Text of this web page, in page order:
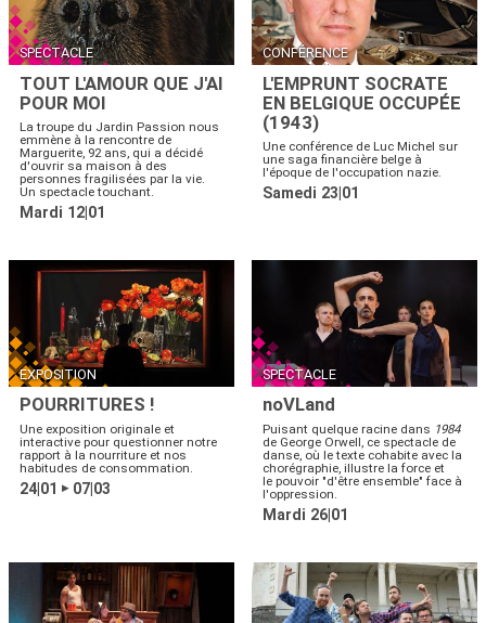
SPECTACLE
TOUT L'AMOUR QUE J'AI
POUR MOI
La troupe du Jardin Passion nous
emmène à la rencontre de
Marguerite, 92 ans, qui a décidé
d'ouvrir sa maison à des
personnes fragilisées par la vie.
Un spectacle touchant.
Mardi 12|01
CONFÉRENCE
L'EMPRUNT SOCRATE
EN BELGIQUE OCCUPÉE
(1943)
Une conférence de Luc Michel sur
une saga financière belge à
l'époque de l'occupation nazie.
Samedi 23|01
EXPOSITION
POURRITURES !
Une exposition originale et
interactive pour questionner notre
rapport à la nourriture et nos
habitudes de consommation.
24|01 ▶07|03
SPECTACLE
noVLand
Puisant quelque racine dans 1984
de George Orwell, ce spectacle de
danse, où le texte cohabite avec la
chorégraphie, illustre la force et
le pouvoir "d'être ensemble" face à
l'oppression.
Mardi 26|01